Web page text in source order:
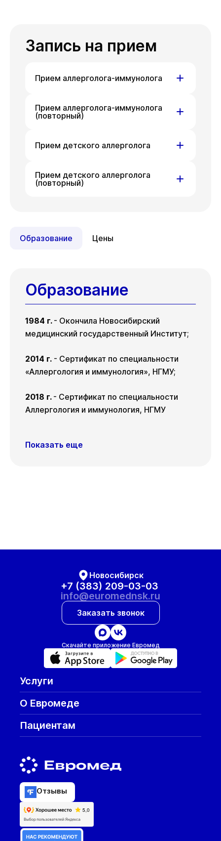
Запись на прием
Прием аллерголога-иммунолога
ул. Гоголя, д. 42
Прием аллерголога-иммунолога
(повторный)
ул. Гоголя, д. 42
Прием детского аллерголога
ул. Гоголя, д. 42
Прием детского аллерголога
(повторный)
10 авг 17 авг
Образование Цены
Образование
1984 г. - Окончила Новосибирский
медицинский государственный Институт;
2014 г. - Сертификат по специальности
«Аллергология и иммунология», НГМУ;
2018 г. - Сертификат по специальности
Аллергология и иммунология, НГМУ
Показать еще
Новосибирск
+7 (383) 209-03-03
info@euromednsk.ru
Заказать звонок
Скачайте приложение Евромед
Услуги
О Евромеде
Пациентам
Отзывы